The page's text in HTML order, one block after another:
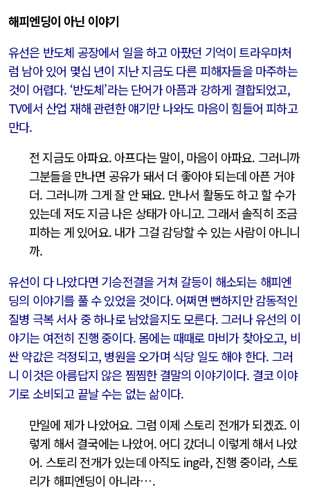
해피엔딩이 아닌 이야기
유선은 반도체 공장에서 일을 하고 아팠던 기억이 트라우마처
럼 남아 있어 몇십 년이 지난 지금도 다른 피해자들을 마주하는
것이 어렵다. ‘반도체’라는 단어가 아픔과 강하게 결합되었고,
TV에서 산업 재해 관련한 얘기만 나와도 마음이 힘들어 피하고
만다.
전 지금도 아파요. 아프다는 말이, 마음이 아파요. 그러니까
그분들을 만나면 공유가 돼서 더 좋아야 되는데 아픈 거야
더. 그러니까 그게 잘 안 돼요. 만나서 활동도 하고 할 수가
있는데 저도 지금 나은 상태가 아니고. 그래서 솔직히 조금
피하는 게 있어요. 내가 그걸 감당할 수 있는 사람이 아니니
까.
유선이 다 나았다면 기승전결을 거쳐 갈등이 해소되는 해피엔
딩의 이야기를 풀 수 있었을 것이다. 어쩌면 뻔하지만 감동적인
질병 극복 서사 중 하나로 남았을지도 모른다. 그러나 유선의 이
야기는 여전히 진행 중이다. 몸에는 때때로 마비가 찾아오고, 비
싼 약값은 걱정되고, 병원을 오가며 식당 일도 해야 한다. 그러
니 이것은 아름답지 않은 찜찜한 결말의 이야기이다. 결코 이야
기로 소비되고 끝날 수는 없는 삶이다.
만일에 제가 나았어요. 그럼 이제 스토리 전개가 되겠죠. 이
렇게 해서 결국에는 나았어. 어디 갔더니 이렇게 해서 나았
어. 스토리 전개가 있는데 아직도 ing라, 진행 중이라, 스토
리가 해피엔딩이 아니라….